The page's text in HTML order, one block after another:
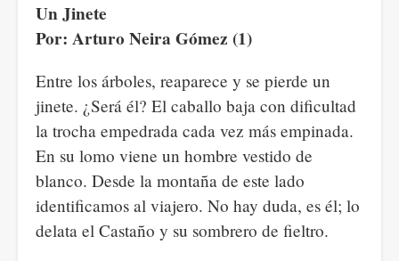
Un Jinete
Por: Arturo Neira Gómez (1)
Entre los árboles, reaparece y se pierde un
jinete. ¿Será él? El caballo baja con dificultad
la trocha empedrada cada vez más empinada.
En su lomo viene un hombre vestido de
blanco. Desde la montaña de este lado
identificamos al viajero. No hay duda, es él; lo
delata el Castaño y su sombrero de fieltro.